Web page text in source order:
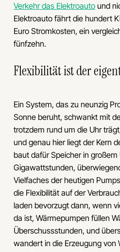
Verkehr das Elektroauto und
Elektroauto fährt die hundert
Euro Stromkosten, ein
fünfzehn.
Flexibilität ist der
Ein System, das zu neunzig
Sonne beruht, schwankt mit
trotzdem rund um die Uhr
und genau hier liegt der Kern
baut dafür Speicher in
Gigawattstunden,
Vielfaches der heutigen
die Flexibilität auf der
laden bevorzugt dann, wenn
da ist, Wärmepumpen füllen
Überschussstunden, und
wandert in die Erzeugung von